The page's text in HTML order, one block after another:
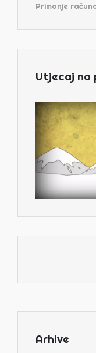
Primanje
Utjecaj na
Arhive